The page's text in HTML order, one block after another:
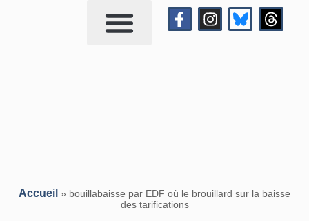
Accueil » bouillabaisse par EDF où le brouillard sur la baisse
des tarifications